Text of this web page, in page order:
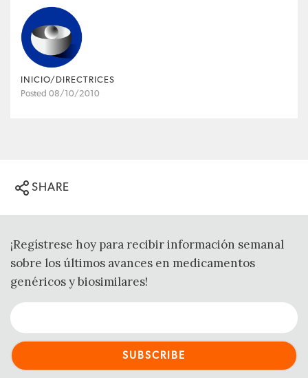
INICIO/DIRECTRICES
Posted 08/10/2010
SHARE
¡Regístrese hoy para recibir información semanal
sobre los últimos avances en medicamentos
genéricos y biosimilares!